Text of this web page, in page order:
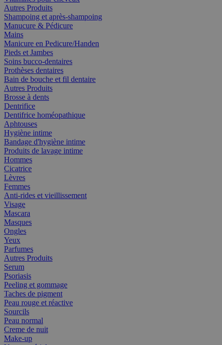
Autres Produits
Shampoing et après-shampoing
Manucure & Pédicure
Mains
Manicure en Pedicure/Handen
Pieds et Jambes
Soins bucco-dentaires
Prothèses dentaires
Bain de bouche et fil dentaire
Autres Produits
Brosse à dents
Dentrifice
Dentifrice homéopathique
Aphtouses
Hygiène intime
Bandage d'hygiène intime
Produits de lavage intime
Hommes
Cicatrice
Lèvres
Femmes
Anti-rides et vieillissement
Visage
Mascara
Masques
Ongles
Yeux
Parfumes
Autres Produits
Serum
Psoriasis
Peeling et gommage
Taches de pigment
Peau rouge et réactive
Sourcils
Peau normal
Creme de nuit
Make-up